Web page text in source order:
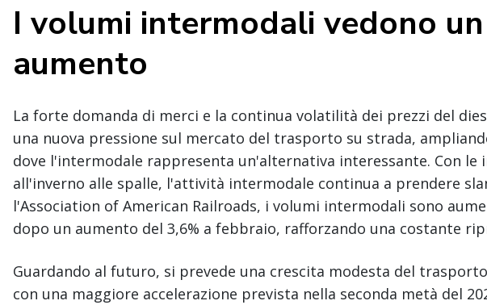
I volumi intermodali vedono
aumento
La forte domanda di merci e la continua volatilità dei prezzi del
una nuova pressione sul mercato del trasporto su strada,
dove l'intermodale rappresenta un'alternativa interessante. Con le
all'inverno alle spalle, l'attività intermodale continua a prendere
l'Association of American Railroads, i volumi intermodali sono
dopo un aumento del 3,6% a febbraio, rafforzando una costante
Guardando al futuro, si prevede una crescita modesta del
con una maggiore accelerazione prevista nella seconda metà del